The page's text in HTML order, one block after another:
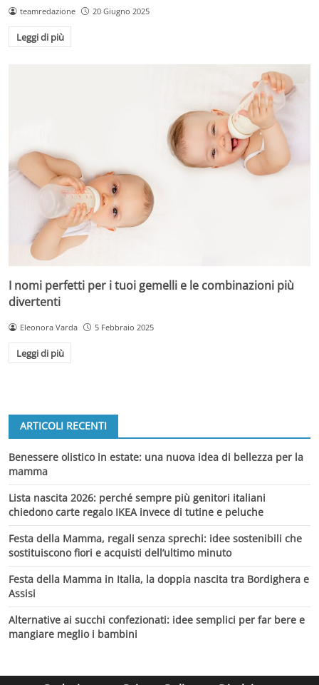
teamredazione 20 Giugno 2025
Leggi di più
I nomi perfetti per i tuoi gemelli e le combinazioni più
divertenti
Eleonora Varda 5 Febbraio 2025
Leggi di più
ARTICOLI RECENTI
Benessere olistico in estate: una nuova idea di bellezza per la
mamma
Lista nascita 2026: perché sempre più genitori italiani
chiedono carte regalo IKEA invece di tutine e peluche
Festa della Mamma, regali senza sprechi: idee sostenibili che
sostituiscono fiori e acquisti dell’ultimo minuto
Festa della Mamma in Italia, la doppia nascita tra Bordighera e
Assisi
Alternative ai succhi confezionati: idee semplici per far bere e
mangiare meglio i bambini